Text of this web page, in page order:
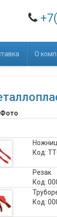
О
Фото
Код:
Резак
Код:
Код: